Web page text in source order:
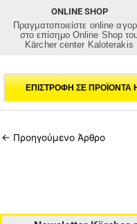
ONLINE SHOP
Πραγματοποιείστε online
στο επίσημο Online Shop
Kärcher center Kaloterakis
ΕΠΙΣΤΡΟΦΗ ΣΕ ΠΡΟΪΟΝΤΑ
← Προηγούμενο Άρθρο